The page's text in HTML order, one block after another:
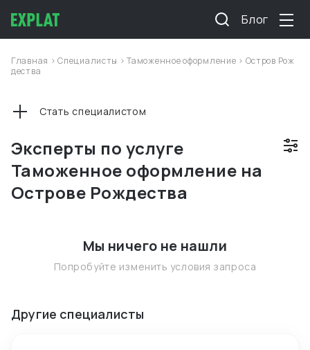
Блог
Главная >Специалисты >Таможенное оформление > Остров Рож
дества
Эксперты по услуге
Таможенное оформление на
Острове Рождества
Стать специалистом
Мы ничего не нашли
Попробуйте изменить условия запроса
Другие специалисты